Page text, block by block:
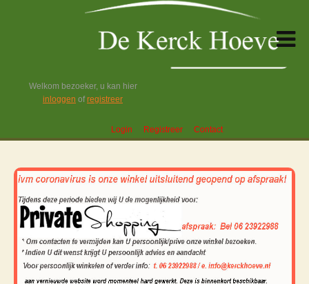
Welkom bezoeker, u kan hier
inloggen ofregistreer
Login Registreer Contact